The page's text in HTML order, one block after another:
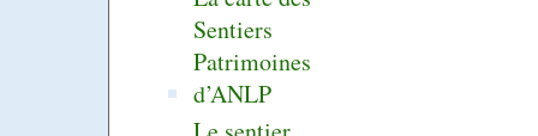
Sentiers
Patrimoines
d’ANLP